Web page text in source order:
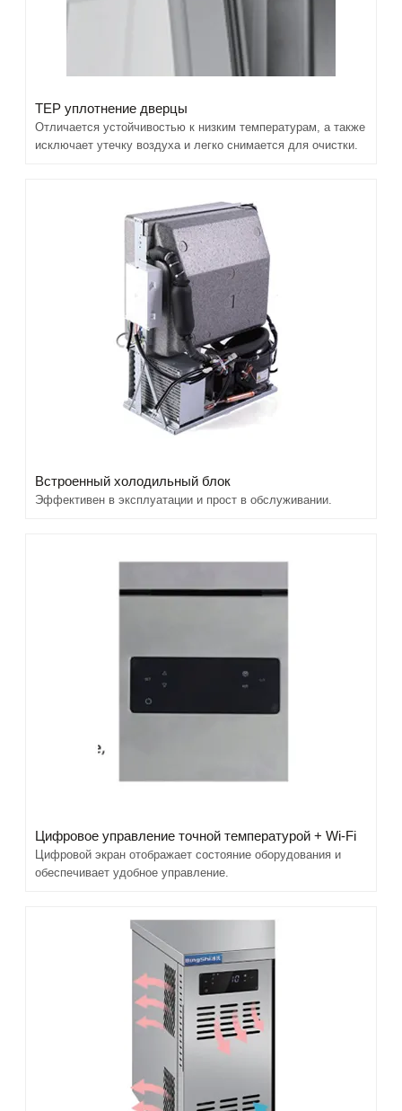
TEP уплотнение дверцы
Отличается устойчивостью к низким температурам, а также
исключает утечку воздуха и легко снимается для очистки.
Встроенный холодильный блок
Эффективен в эксплуатации и прост в обслуживании.
Цифровое управление точной температурой + Wi-Fi
Цифровой экран отображает состояние оборудования и
обеспечивает удобное управление.